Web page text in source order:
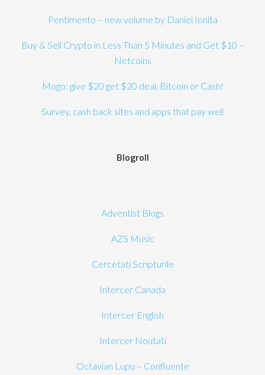
Pentimento – new volume by Daniel Ionita
Buy & Sell Crypto in Less Than 5 Minutes and Get $10 –
Netcoins
Mogo: give $20 get $20 deal, Bitcoin or Cash!
Survey, cash back sites and apps that pay well
Blogroll
Adventist Blogs
AZS Music
Cercetati Scripturile
Intercer Canada
Intercer English
Intercer Noutati
Octavian Lupu – Confluente